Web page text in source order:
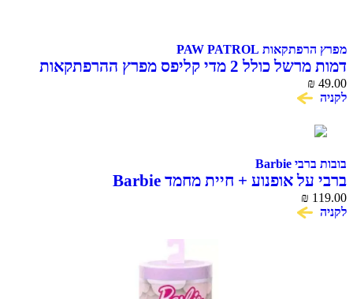
מפרץ הרפתקאות PAW PATROL
דמות מרשל כולל 2 מדי קליפס מפרץ ההרפתקאות
Action Pack Marshall
₪ 49.00
לקניה
בובות ברבי Barbie
ברבי על אופנוע + חיית מחמד Barbie
₪ 119.00
לקניה